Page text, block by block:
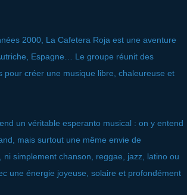
2000, La Cafetera Roja est une aventure
Espagne… Le groupe réunit des
créer une musique libre, chaleureuse et
un véritable esperanto musical : on y entend
mais surtout une même envie de
simplement chanson, reggae, jazz, latino ou
une énergie joyeuse, solaire et profondément